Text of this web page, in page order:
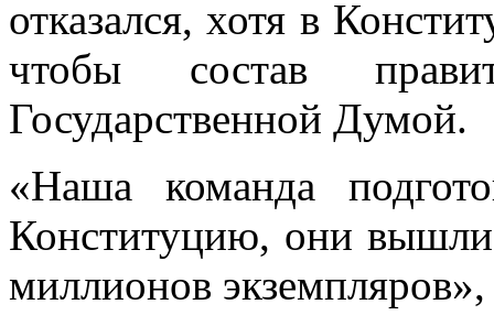
отказался, хотя в
чтобы состав
Государственной Думой.
«Наша команда
Конституцию, они
миллионов